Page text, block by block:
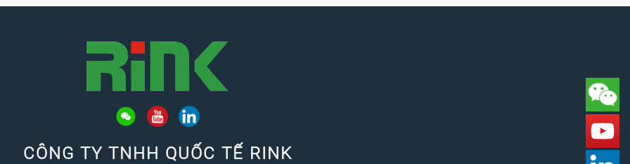
CÔNG TY TNHH QUỐC TẾ RINK